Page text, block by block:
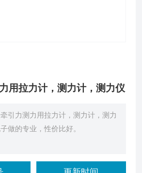
用拉力计，测力计，测力仪
引力测力用拉力计，测力计，测力
做的专业，性价比好。